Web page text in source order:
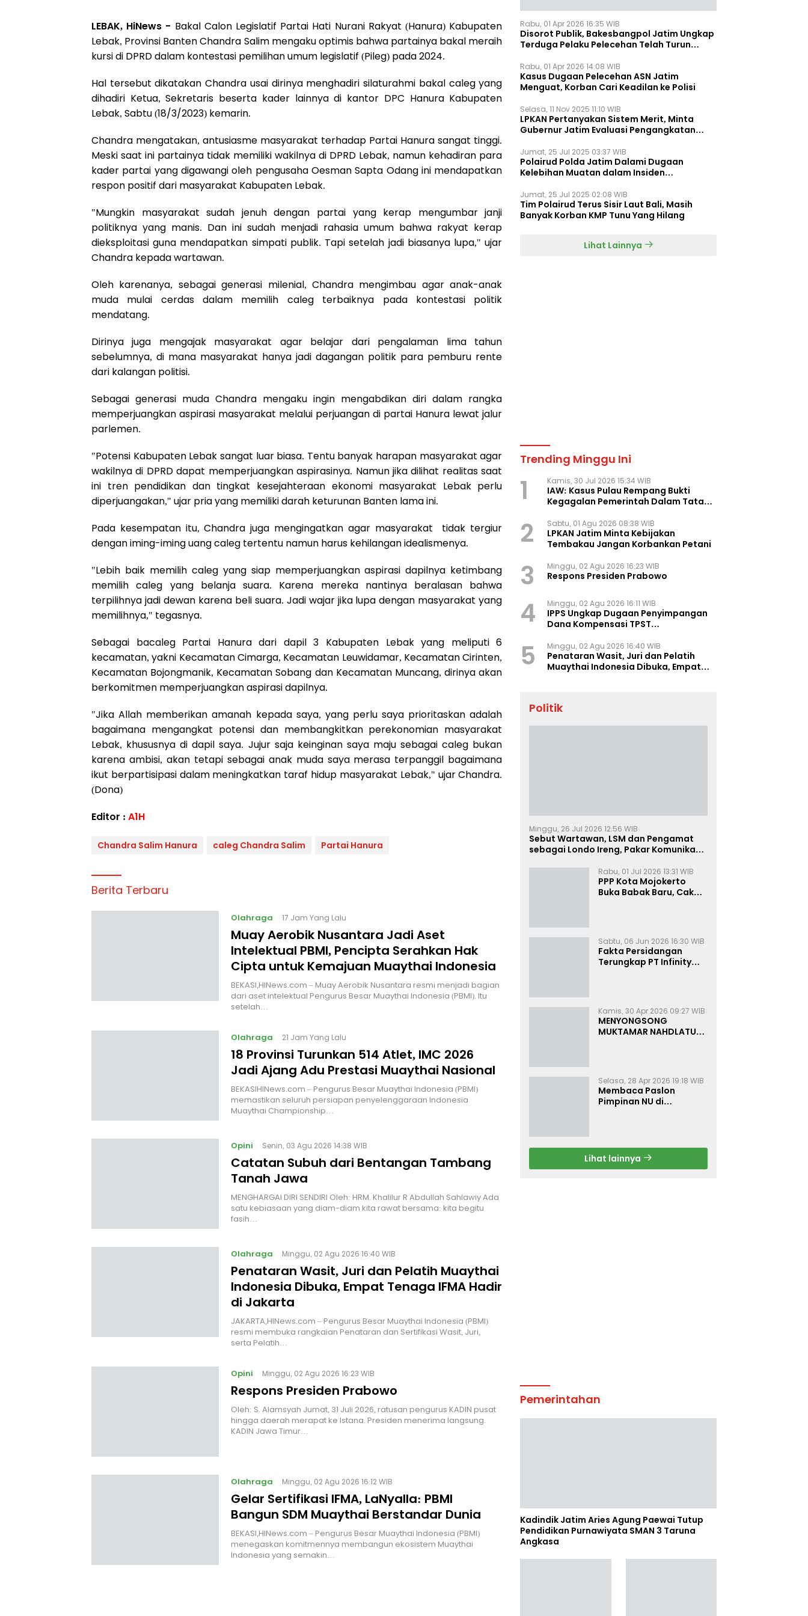
LEBAK, HiNews - Bakal Calon Legislatif Partai Hati Nurani Rakyat (Hanura) Kabupaten
Lebak, Provinsi Banten Chandra Salim mengaku optimis bahwa partainya bakal meraih
kursi di DPRD dalam kontestasi pemilihan umum legislatif (Pileg) pada 2024.
Hal tersebut dikatakan Chandra usai dirinya menghadiri silaturahmi bakal caleg yang
dihadiri Ketua, Sekretaris beserta kader lainnya di kantor DPC Hanura Kabupaten
Lebak, Sabtu (18/3/2023) kemarin.
Chandra mengatakan, antusiasme masyarakat terhadap Partai Hanura sangat tinggi.
Meski saat ini partainya tidak memiliki wakilnya di DPRD Lebak, namun kehadiran para
kader partai yang digawangi oleh pengusaha Oesman Sapta Odang ini mendapatkan
respon positif dari masyarakat Kabupaten Lebak.
"Mungkin masyarakat sudah jenuh dengan partai yang kerap mengumbar janji
politiknya yang manis. Dan ini sudah menjadi rahasia umum bahwa rakyat kerap
dieksploitasi guna mendapatkan simpati publik. Tapi setelah jadi biasanya lupa," ujar
Chandra kepada wartawan.
Oleh karenanya, sebagai generasi milenial, Chandra mengimbau agar anak-anak
muda mulai cerdas dalam memilih caleg terbaiknya pada kontestasi politik
mendatang.
Dirinya juga mengajak masyarakat agar belajar dari pengalaman lima tahun
sebelumnya, di mana masyarakat hanya jadi dagangan politik para pemburu rente
dari kalangan politisi.
Sebagai generasi muda Chandra mengaku ingin mengabdikan diri dalam rangka
memperjuangkan aspirasi masyarakat melalui perjuangan di partai Hanura lewat jalur
parlemen.
"Potensi Kabupaten Lebak sangat luar biasa. Tentu banyak harapan masyarakat agar
wakilnya di DPRD dapat memperjuangkan aspirasinya. Namun jika dilihat realitas saat
ini tren pendidikan dan tingkat kesejahteraan ekonomi masyarakat Lebak perlu
diperjuangakan," ujar pria yang memiliki darah keturunan Banten lama ini.
Pada kesempatan itu, Chandra juga mengingatkan agar masyarakat tidak tergiur
dengan iming-iming uang caleg tertentu namun harus kehilangan idealismenya.
"Lebih baik memilih caleg yang siap memperjuangkan aspirasi dapilnya ketimbang
memilih caleg yang belanja suara. Karena mereka nantinya beralasan bahwa
terpilihnya jadi dewan karena beli suara. Jadi wajar jika lupa dengan masyarakat yang
memilihnya," tegasnya.
Sebagai bacaleg Partai Hanura dari dapil 3 Kabupaten Lebak yang meliputi 6
kecamatan, yakni Kecamatan Cimarga, Kecamatan Leuwidamar, Kecamatan Cirinten,
Kecamatan Bojongmanik, Kecamatan Sobang dan Kecamatan Muncang, dirinya akan
berkomitmen memperjuangkan aspirasi dapilnya.
"Jika Allah memberikan amanah kepada saya, yang perlu saya prioritaskan adalah
bagaimana mengangkat potensi dan membangkitkan perekonomian masyarakat
Lebak, khususnya di dapil saya. Jujur saja keinginan saya maju sebagai caleg bukan
karena ambisi, akan tetapi sebagai anak muda saya merasa terpanggil bagaimana
ikut berpartisipasi dalam meningkatkan taraf hidup masyarakat Lebak," ujar Chandra.
(Dona)
Editor : A1H
Chandra Salim Hanura caleg Chandra Salim Partai Hanura
Berita Terbaru
Olahraga 17 Jam Yang Lalu
Muay Aerobik Nusantara Jadi Aset
Intelektual PBMI, Pencipta Serahkan Hak
Cipta untuk Kemajuan Muaythai Indonesia
BEKASI,HINews.com – Muay Aerobik Nusantara resmi menjadi bagian
dari aset intelektual Pengurus Besar Muaythai Indonesia (PBMI). Itu
setelah…
Olahraga 21 Jam Yang Lalu
18 Provinsi Turunkan 514 Atlet, IMC 2026
Jadi Ajang Adu Prestasi Muaythai Nasional
‎BEKASIHINews.com – Pengurus Besar Muaythai Indonesia (PBMI)
memastikan seluruh persiapan penyelenggaraan Indonesia
Muaythai Championship…
Opini Senin, 03 Agu 2026 14:38 WIB
Catatan Subuh dari Bentangan Tambang
Tanah Jawa
MENGHARGAI DIRI SENDIRI Oleh: HRM. Khalilur R Abdullah Sahlawiy Ada
satu kebiasaan yang diam-diam kita rawat bersama: kita begitu
fasih…
Olahraga Minggu, 02 Agu 2026 16:40 WIB
Penataran Wasit, Juri dan Pelatih Muaythai
Indonesia Dibuka, Empat Tenaga IFMA Hadir
di Jakarta
JAKARTA,HINews.com – Pengurus Besar Muaythai Indonesia (PBMI)
resmi membuka rangkaian Penataran dan Sertifikasi Wasit, Juri,
serta Pelatih…
Opini Minggu, 02 Agu 2026 16:23 WIB
Respons Presiden Prabowo
Oleh: S. Alamsyah Jumat, 31 Juli 2026, ratusan pengurus KADIN pusat
hingga daerah merapat ke Istana. Presiden menerima langsung.
KADIN Jawa Timur…
Olahraga Minggu, 02 Agu 2026 16:12 WIB
Gelar Sertifikasi IFMA, LaNyalla: PBMI
Bangun SDM Muaythai Berstandar Dunia
BEKASI,HINews.com – Pengurus Besar Muaythai Indonesia (PBMI)
menegaskan komitmennya membangun ekosistem Muaythai
Indonesia yang semakin…
Rabu, 01 Apr 2026 16:35 WIB
Disorot Publik, Bakesbangpol Jatim Ungkap
Terduga Pelaku Pelecehan Telah Turun
Rabu, 01 Apr 2026 14:08 WIB
Kasus Dugaan Pelecehan ASN Jatim
Menguat, Korban Cari Keadilan ke Polisi
Selasa, 11 Nov 2025 11:10 WIB
LPKAN Pertanyakan Sistem Merit, Minta
Gubernur Jatim Evaluasi Pengangkatan
Jumat, 25 Jul 2025 03:37 WIB
Polairud Polda Jatim Dalami Dugaan
Kelebihan Muatan dalam Insiden
Jumat, 25 Jul 2025 02:08 WIB
Tim Polairud Terus Sisir Laut Bali, Masih
Banyak Korban KMP Tunu Yang Hilang
Lihat Lainnya
Trending Minggu Ini
1 Kamis, 30 Jul 2026 15:34 WIB
IAW: Kasus Pulau Rempang Bukti
Kegagalan Pemerintah Dalam Tata
2 Sabtu, 01 Agu 2026 08:38 WIB
LPKAN Jatim Minta Kebijakan
Tembakau Jangan Korbankan Petani
3 Minggu, 02 Agu 2026 16:23 WIB
Respons Presiden Prabowo
4 Minggu, 02 Agu 2026 16:11 WIB
IPPS Ungkap Dugaan Penyimpangan
Dana Kompensasi TPST
5 Minggu, 02 Agu 2026 16:40 WIB
Penataran Wasit, Juri dan Pelatih
Muaythai Indonesia Dibuka, Empat
Politik
Minggu, 26 Jul 2026 12:56 WIB
Sebut Wartawan, LSM dan Pengamat
sebagai Londo Ireng, Pakar Komunikasi:
Rabu, 01 Jul 2026 13:31 WIB
PPP Kota Mojokerto
Buka Babak Baru, Cak
Sabtu, 06 Jun 2026 16:30 WIB
Fakta Persidangan
Terungkap PT Infinity
Kamis, 30 Apr 2026 09:27 WIB
MENYONGSONG
MUKTAMAR NAHDLATUL
Selasa, 28 Apr 2026 19:18 WIB
Membaca Paslon
Pimpinan NU di
Lihat lainnya
Pemerintahan
Kadindik Jatim Aries Agung Paewai Tutup
Pendidikan Purnawiyata SMAN 3 Taruna
Angkasa